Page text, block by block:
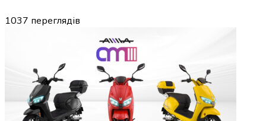
1037 переглядів